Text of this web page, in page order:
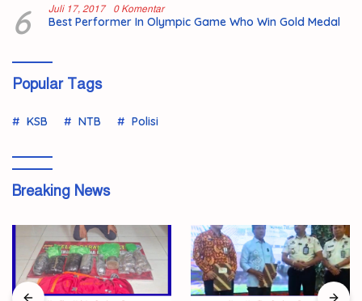
6 Juli 17, 2017 0 Komentar
Best Performer In Olympic Game Who Win Gold Medal
Popular Tags
KSB NTB Polisi
Breaking News